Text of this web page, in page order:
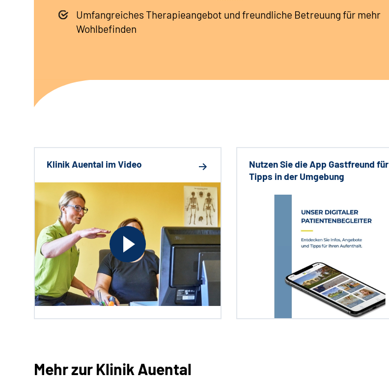
Umfangreiches Therapieangebot und freundliche Betreuung für mehr
Wohlbefinden
Klinik Auental im Video
Nutzen Sie die App Gastfreund für
Tipps in der Umgebung
Mehr zur Klinik Auental